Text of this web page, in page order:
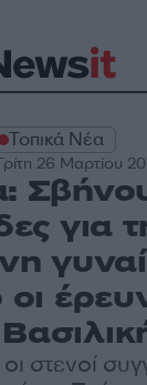
Τοπικά Νέα
26 Μαρτίου
για
στενοί